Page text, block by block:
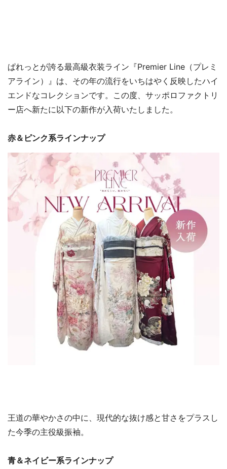
ぱれっとが誇る最高級衣装ライン『Premier Line（プレミ
アライン）』は、その年の流行をいちはやく反映したハイ
エンドなコレクションです。この度、サッポロファクトリ
ー店へ新たに以下の新作が入荷いたしました。
赤＆ピンク系ラインナップ
王道の華やかさの中に、現代的な抜け感と甘さをプラスし
た今季の主役級振袖。
青＆ネイビー系ラインナップ